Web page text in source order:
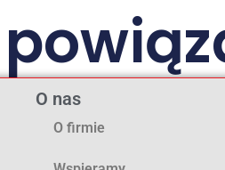
O nas
O firmie